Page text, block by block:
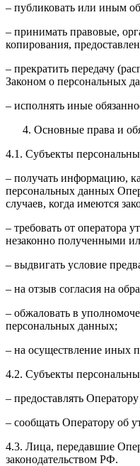
– публиковать или иным
– принимать правовые,
копирования,
– прекратить передачу
Законом о персональных
– исполнять иные
Основные права и
4.1. Субъекты
– получать информацию,
персональных данных
случаев, когда имеются
– требовать от оператора
незаконно полученными
– выдвигать условие
– на отзыв согласия на
– обжаловать в
персональных данных;
– на осуществление иных
4.2. Субъекты
– предоставлять
– сообщать Оператору об
4.3. Лица, передавшие
законодательством РФ.